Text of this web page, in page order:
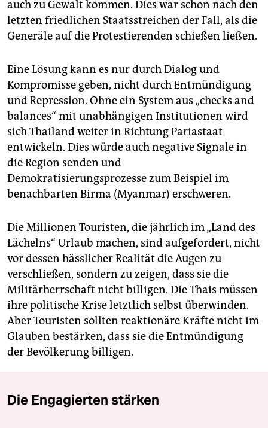
auch zu Gewalt kommen. Dies war schon nach den
letzten friedlichen Staatsstreichen der Fall, als die
Generäle auf die Protestierenden schießen ließen.
Eine Lösung kann es nur durch Dialog und
Kompromisse geben, nicht durch Entmündigung
und Repression. Ohne ein System aus „checks and
balances“ mit unabhängigen Institutionen wird
sich Thailand weiter in Richtung Pariastaat
entwickeln. Dies würde auch negative Signale in
die Region senden und
Demokratisierungsprozesse zum Beispiel im
benachbarten Birma (Myanmar) erschweren.
Die Millionen Touristen, die jährlich im „Land des
Lächelns“ Urlaub machen, sind aufgefordert, nicht
vor dessen hässlicher Realität die Augen zu
verschließen, sondern zu zeigen, dass sie die
Militärherrschaft nicht billigen. Die Thais müssen
ihre politische Krise letztlich selbst überwinden.
Aber Touristen sollten reaktionäre Kräfte nicht im
Glauben bestärken, dass sie die Entmündigung
der Bevölkerung billigen.
Die Engagierten stärken